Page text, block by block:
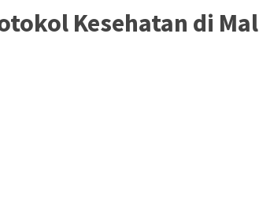
Kesehatan di Mal